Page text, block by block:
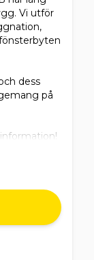
Vi utför
dess
på